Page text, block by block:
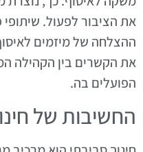
את הציבור לפעול.
ההצלחה של מיזמים
את הקשרים בין הקהילה
הפועלים בה.
החשיבות של